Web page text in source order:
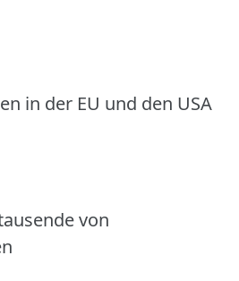
in der EU und den USA
von